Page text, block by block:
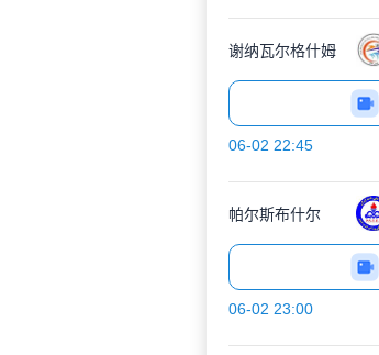
谢纳瓦尔格什姆
06-02 22:45
帕尔斯布什尔
06-02 23:00